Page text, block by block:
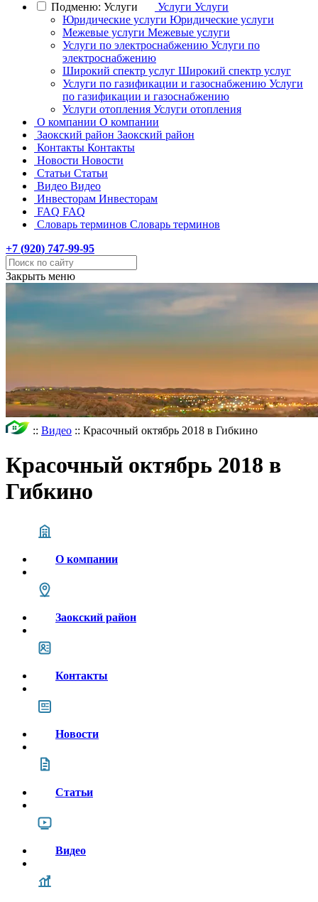
Подменю: Услуги
Услуги Услуги
Юридические услуги Юридические услуги
Межевые услуги Межевые услуги
Услуги по электроснабжению Услуги по
электроснабжению
Широкий спектр услуг Широкий спектр услуг
Услуги по газификации и газоснабжению Услуги
по газификации и газоснабжению
Услуги отопления Услуги отопления
О компании О компании
Заокский район Заокский район
Контакты Контакты
Новости Новости
Статьи Статьи
Видео Видео
Инвесторам Инвесторам
FAQ FAQ
Словарь терминов Словарь терминов
+7 (920) 747-99-95
Закрыть меню
:: Видео :: Красочный октябрь 2018 в Гибкино
Красочный октябрь 2018 в
Гибкино
О компании
Заокский район
Контакты
Новости
Статьи
Видео